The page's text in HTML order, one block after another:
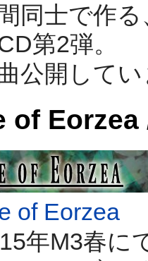
同士で作
第2弾。
公開して
of Eorzea
of Eorzea
年M3春に